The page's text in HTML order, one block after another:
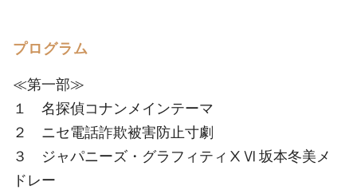
プログラム
≪第一部≫
１ 名探偵コナンメインテーマ
２ ニセ電話詐欺被害防止寸劇
３ ジャパニーズ・グラフィティⅩⅥ 坂本冬美メ
ドレー